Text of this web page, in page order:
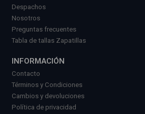
Despachos
Nosotros
Preguntas frecuentes
Tabla de tallas Zapatillas
INFORMACIÓN
Contacto
Términos y Condiciones
Cambios y devoluciones
Política de privacidad